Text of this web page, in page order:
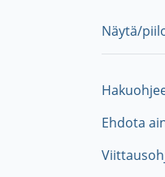
Näytä/
Ehdota